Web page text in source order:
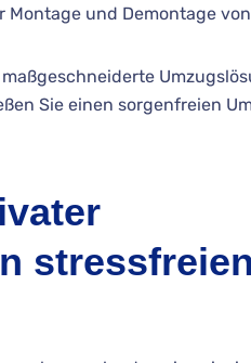
Montage und Demontage
Sie einen sorgenfreien
stressfreien